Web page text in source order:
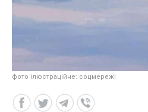
фото ілюстраційне: соцмережі